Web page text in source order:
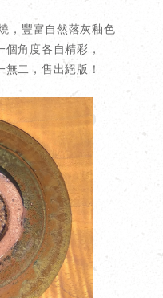
，豐富自然落灰釉色
角度各自精彩，
二，售出絕版！